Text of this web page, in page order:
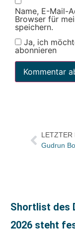
Name, E-Mail-
Browser für
speichern.
Ja, ich
abonnieren
LETZTER
Shortlist des
2026 steht